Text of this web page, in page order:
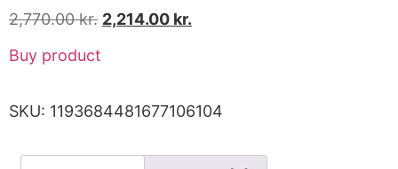
2,770.00kr. 2,214.00 kr.
Buy product
SKU: 1193684481677106104